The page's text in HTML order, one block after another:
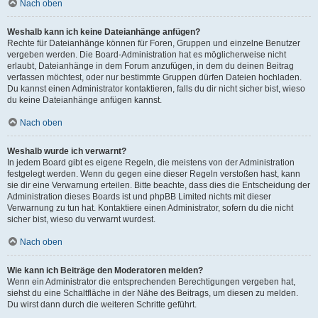
Nach oben
Weshalb kann ich keine Dateianhänge anfügen?
Rechte für Dateianhänge können für Foren, Gruppen und einzelne Benutzer
vergeben werden. Die Board-Administration hat es möglicherweise nicht
erlaubt, Dateianhänge in dem Forum anzufügen, in dem du deinen Beitrag
verfassen möchtest, oder nur bestimmte Gruppen dürfen Dateien hochladen.
Du kannst einen Administrator kontaktieren, falls du dir nicht sicher bist, wieso
du keine Dateianhänge anfügen kannst.
Nach oben
Weshalb wurde ich verwarnt?
In jedem Board gibt es eigene Regeln, die meistens von der Administration
festgelegt werden. Wenn du gegen eine dieser Regeln verstoßen hast, kann
sie dir eine Verwarnung erteilen. Bitte beachte, dass dies die Entscheidung der
Administration dieses Boards ist und phpBB Limited nichts mit dieser
Verwarnung zu tun hat. Kontaktiere einen Administrator, sofern du die nicht
sicher bist, wieso du verwarnt wurdest.
Nach oben
Wie kann ich Beiträge den Moderatoren melden?
Wenn ein Administrator die entsprechenden Berechtigungen vergeben hat,
siehst du eine Schaltfläche in der Nähe des Beitrags, um diesen zu melden.
Du wirst dann durch die weiteren Schritte geführt.